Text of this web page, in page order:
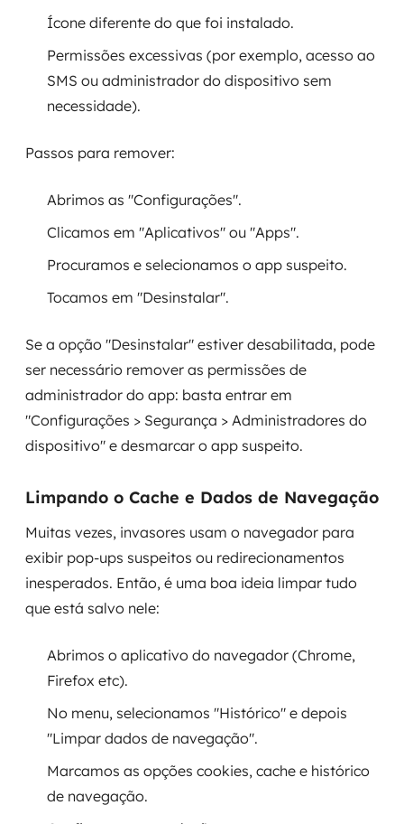
Ícone diferente do que foi instalado.
Permissões excessivas (por exemplo, acesso ao
SMS ou administrador do dispositivo sem
necessidade).
Passos para remover:
Abrimos as "Configurações".
Clicamos em "Aplicativos" ou "Apps".
Procuramos e selecionamos o app suspeito.
Tocamos em "Desinstalar".
Se a opção "Desinstalar" estiver desabilitada, pode
ser necessário remover as permissões de
administrador do app: basta entrar em
"Configurações > Segurança > Administradores do
dispositivo" e desmarcar o app suspeito.
Limpando o Cache e Dados de Navegação
Muitas vezes, invasores usam o navegador para
exibir pop-ups suspeitos ou redirecionamentos
inesperados. Então, é uma boa ideia limpar tudo
que está salvo nele:
Abrimos o aplicativo do navegador (Chrome,
Firefox etc).
No menu, selecionamos "Histórico" e depois
"Limpar dados de navegação".
Marcamos as opções cookies, cache e histórico
de navegação.